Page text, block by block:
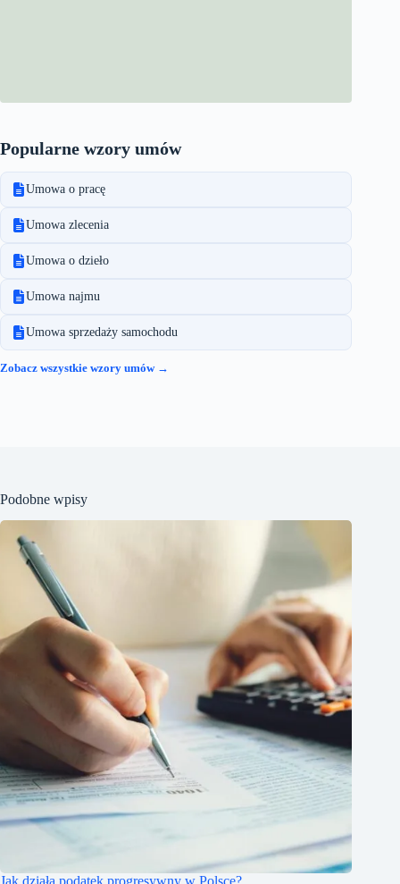
Popularne wzory umów
Umowa o pracę
Umowa zlecenia
Umowa o dzieło
Umowa najmu
Umowa sprzedaży samochodu
Zobacz wszystkie wzory umów →
Podobne wpisy
Jak działa podatek progresywny w Polsce?